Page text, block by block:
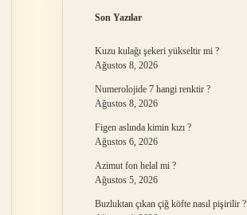
Son Yazılar
Kuzu kulağı şekeri yükseltir mi ?
Ağustos 8, 2026
Numerolojide 7 hangi renktir ?
Ağustos 8, 2026
Figen aslında kimin kızı ?
Ağustos 6, 2026
Azimut fon helal mi ?
Ağustos 5, 2026
Buzluktan çıkan çiğ köfte nasıl pişirilir ?